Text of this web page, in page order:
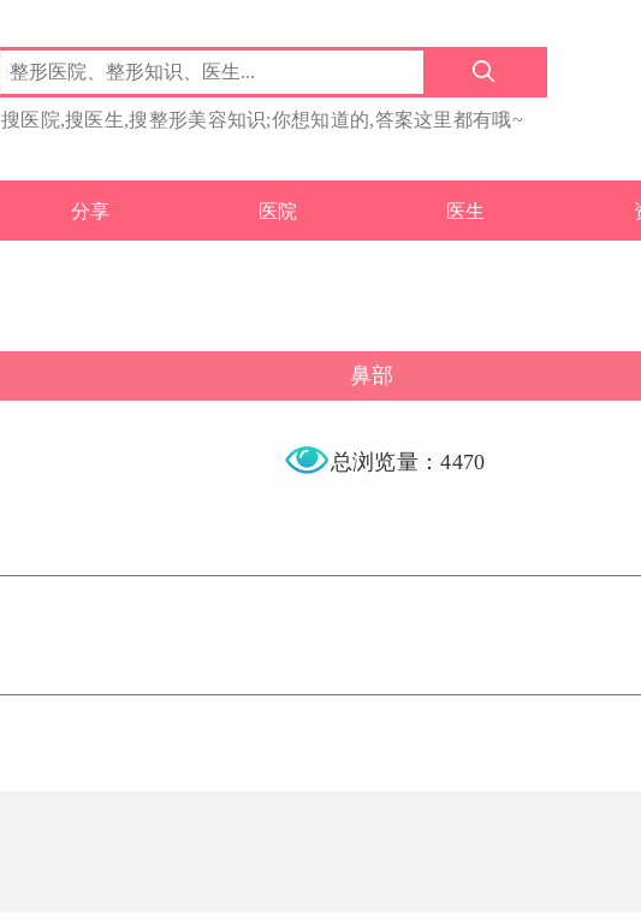
搜医院,搜医生,搜整形美容知识;你想知道的,答案这里都有哦~
分享 医院 医生
鼻部
总浏览量：4470